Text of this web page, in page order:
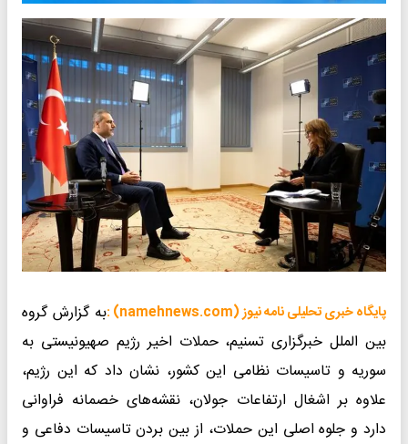
پایگاه خبری تحلیلی نامه نیوز (namehnews.com) :
به گزارش گروه
بین الملل خبرگزاری تسنیم، حملات اخیر رژیم صهیونیستی به
سوریه و تاسیسات نظامی این کشور، نشان داد که این رژیم،
علاوه بر اشغال ارتفاعات جولان، نقشه‌های خصمانه فراوانی
دارد و جلوه اصلی این حملات، از بین بردن تاسیسات دفاعی و